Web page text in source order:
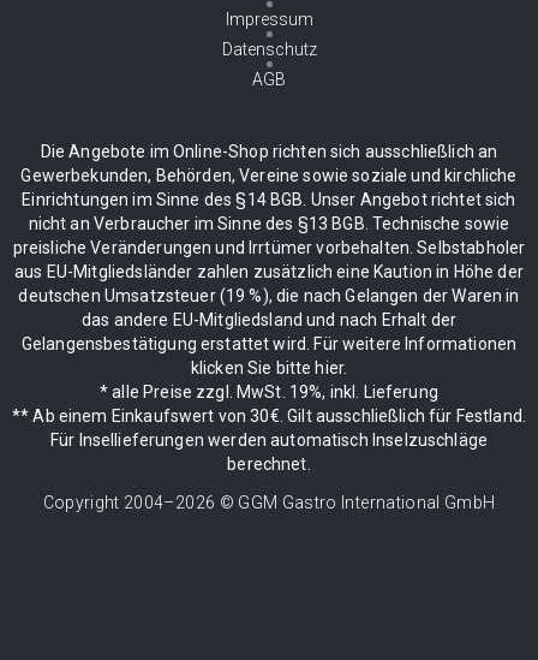
Impressum
Datenschutz
AGB
Die Angebote im Online-Shop richten sich ausschließlich an
Gewerbekunden, Behörden, Vereine sowie soziale und kirchliche
Einrichtungen im Sinne des §14 BGB. Unser Angebot richtet sich
nicht an Verbraucher im Sinne des §13 BGB. Technische sowie
preisliche Veränderungen und Irrtümer vorbehalten. Selbstabholer
aus EU-Mitgliedsländer zahlen zusätzlich eine Kaution in Höhe der
deutschen Umsatzsteuer (19 %), die nach Gelangen der Waren in
das andere EU-Mitgliedsland und nach Erhalt der
Gelangensbestätigung erstattet wird. Für weitere Informationen
klicken Sie bitte hier.
* alle Preise zzgl. MwSt. 19%, inkl. Lieferung
** Ab einem Einkaufswert von 30€. Gilt ausschließlich für Festland.
Für Insellieferungen werden automatisch Inselzuschläge
berechnet.
Copyright 2004–2026 © GGM Gastro International GmbH